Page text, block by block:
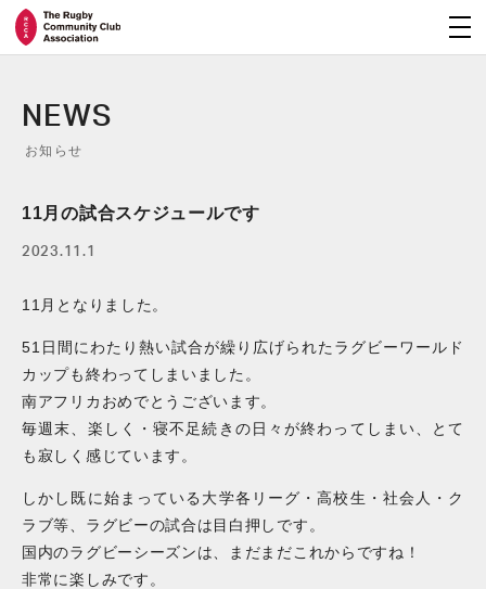
NEWS
お知らせ
11月の試合スケジュールです
2023.11.1
11月となりました。
51日間にわたり熱い試合が繰り広げられたラグビーワールド
カップも終わってしまいました。
南アフリカおめでとうございます。
毎週末、楽しく・寝不足続きの日々が終わってしまい、とて
も寂しく感じています。
しかし既に始まっている大学各リーグ・高校生・社会人・ク
ラブ等、ラグビーの試合は目白押しです。
国内のラグビーシーズンは、まだまだこれからですね！
非常に楽しみです。